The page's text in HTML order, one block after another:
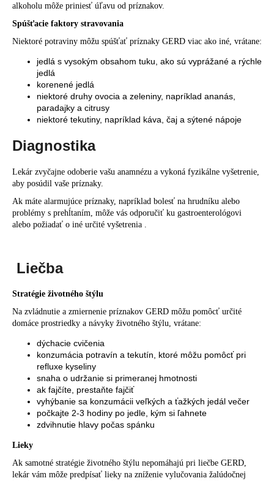
alkoholu môže priniesť úľavu od príznakov.
Spúšťacie faktory stravovania
Niektoré potraviny môžu spúšťať príznaky GERD viac ako iné, vrátane:
jedlá s vysokým obsahom tuku, ako sú vyprážané a rýchle
jedlá
korenené jedlá
niektoré druhy ovocia a zeleniny, napríklad ananás,
paradajky a citrusy
niektoré tekutiny, napríklad káva, čaj a sýtené nápoje
Diagnostika
Lekár zvyčajne odoberie vašu anamnézu a vykoná fyzikálne vyšetrenie,
aby posúdil vaše príznaky.
Ak máte alarmujúce príznaky, napríklad bolesť na hrudníku alebo
problémy s prehĺtaním, môže vás odporučiť ku gastroenterológovi
alebo požiadať o iné určité vyšetrenia .
Liečba
Stratégie životného štýlu
Na zvládnutie a zmiernenie príznakov GERD môžu pomôcť určité
domáce prostriedky a návyky životného štýlu, vrátane:
dýchacie cvičenia
konzumácia potravín a tekutín, ktoré môžu pomôcť pri
refluxe kyseliny
snaha o udržanie si primeranej hmotnosti
ak fajčíte, prestaňte fajčiť
vyhýbanie sa konzumácii veľkých a ťažkých jedál večer
počkajte 2-3 hodiny po jedle, kým si ľahnete
zdvihnutie hlavy počas spánku
Lieky
Ak samotné stratégie životného štýlu nepomáhajú pri liečbe GERD,
lekár vám môže predpísať lieky na zníženie vylučovania žalúdočnej